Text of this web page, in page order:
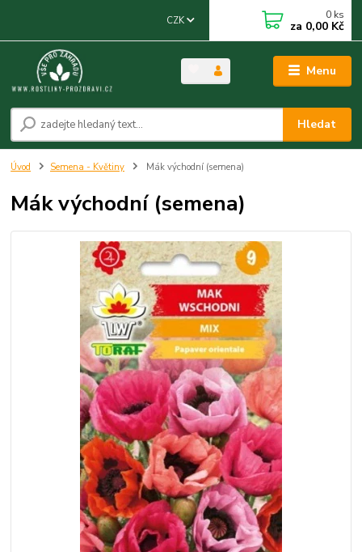
Menu
CZK
Hledat
0 ks
za 0,00 Kč
Úvod Semena - Květiny Mák východní (semena)
Mák východní (semena)